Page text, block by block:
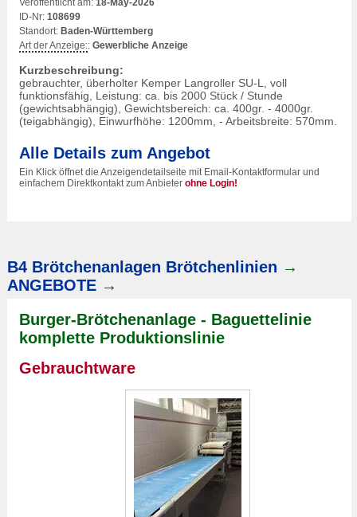
Veröffentlicht am: 18-May-2026
ID-Nr: 108699
Standort: Baden-Württemberg
Art der Anzeige:: Gewerbliche Anzeige
Kurzbeschreibung:
gebrauchter, überholter Kemper Langroller SU-L, voll
funktionsfähig, Leistung: ca. bis 2000 Stück / Stunde
(gewichtsabhängig), Gewichtsbereich: ca. 400gr. - 4000gr.
(teigabhängig), Einwurfhöhe: 1200mm, - Arbeitsbreite: 570mm.
Alle Details zum Angebot
Ein Klick öffnet die Anzeigendetailseite mit Email-Kontaktformular und
einfachem Direktkontakt zum Anbieter ohne Login!
B4 Brötchenanlagen Brötchenlinien →
ANGEBOTE →
Burger-Brötchenanlage - Baguettelinie
komplette Produktionslinie
Gebrauchtware